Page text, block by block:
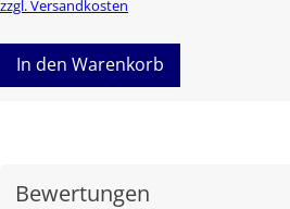
zzgl. Versandkosten
In den Warenkorb
Bewertungen